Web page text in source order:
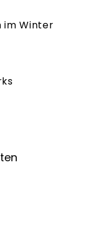
im Winter